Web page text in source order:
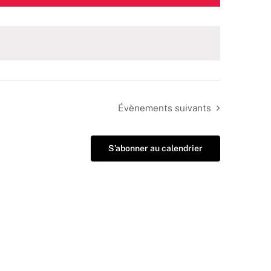
Évènements suivants
S’abonner au calendrier